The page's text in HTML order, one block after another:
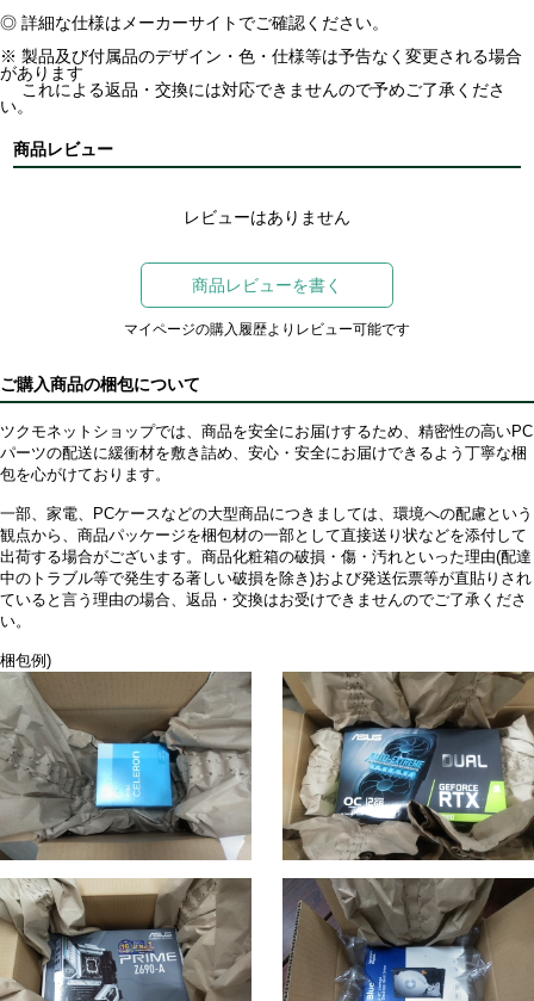
◎ 詳細な仕様はメーカーサイトでご確認ください。
※ 製品及び付属品のデザイン・色・仕様等は予告なく変更される場合
があります
これによる返品・交換には対応できませんので予めご了承くださ
い。
商品レビュー
レビューはありません
商品レビューを書く
マイページの購入履歴よりレビュー可能です
ご購入商品の梱包について
ツクモネットショップでは、商品を安全にお届けするため、精密性の高いPC
パーツの配送に緩衝材を敷き詰め、安心・安全にお届けできるよう丁寧な梱
包を心がけております。
一部、家電、PCケースなどの大型商品につきましては、環境への配慮という
観点から、商品パッケージを梱包材の一部として直接送り状などを添付して
出荷する場合がございます。商品化粧箱の破損・傷・汚れといった理由(配達
中のトラブル等で発生する著しい破損を除き)および発送伝票等が直貼りされ
ていると言う理由の場合、返品・交換はお受けできませんのでご了承くださ
い。
梱包例)